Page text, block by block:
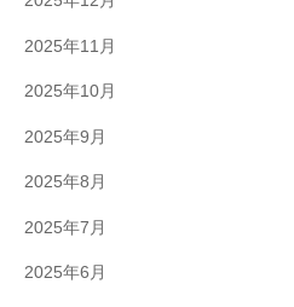
2025年11月
2025年10月
2025年9月
2025年8月
2025年7月
2025年6月